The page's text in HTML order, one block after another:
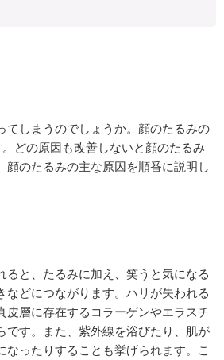
てしまうのでしょうか。顔のたるみの
どの原因も改善しないと顔のたるみ
顔のたるみの主な原因を順番に説明し
ると、たるみに加え、笑うと気になる
などにつながります。ハリが失われる
皮層に存在するコラーゲンやエラスチ
です。また、紫外線を浴びたり、肌が
なったりすることも挙げられます。こ